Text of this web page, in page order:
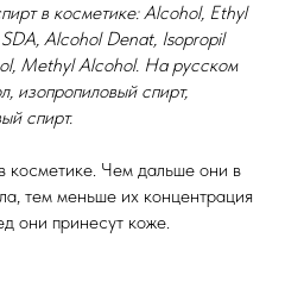
в косметике: Alcohol, Ethyl
Alcohol Denat, Isopropil
Methyl Alcohol. На русском
изопропиловый спирт,
спирт.
косметике. Чем дальше они в
тем меньше их концентрация
они принесут коже.